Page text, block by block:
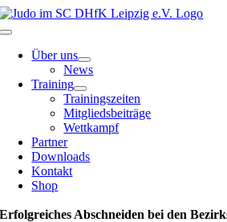
Zum
Inhalt
Toggle
NavigationÜber uns
News
Training
Trainingszeiten
Mitgliedsbeiträge
Wettkampf
Partner
Downloads
Kontakt
Shop
Erfolgreiches Abschneiden bei den